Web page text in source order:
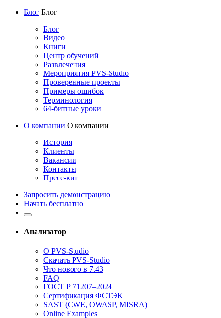
Блог Блог
Блог
Видео
Книги
Центр обучений
Развлечения
Мероприятия PVS-Studio
Проверенные проекты
Примеры ошибок
Терминология
64-битные уроки
О компании О компании
История
Клиенты
Вакансии
Контакты
Пресс-кит
Запросить демонстрацию
Начать бесплатно
Анализатор
О PVS-Studio
Скачать PVS-Studio
Что нового в 7.43
FAQ
ГОСТ Р 71207–2024
Сертификация ФСТЭК
SAST (CWE, OWASP, MISRA)
Online Examples